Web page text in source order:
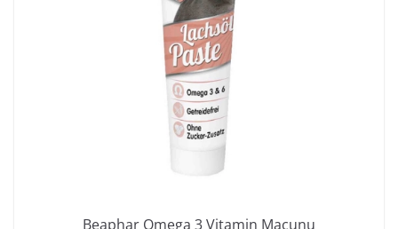
Beaphar Omega 3 Vitamin Macunu